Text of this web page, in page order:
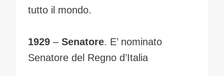
tutto il mondo.
1929 – Senatore. E’ nominato
Senatore del Regno d’Italia